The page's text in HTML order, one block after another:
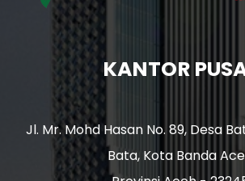
KANTOR
Jl. Mr. Mohd Hasan No. 89, Desa
Bata, Kota Banda